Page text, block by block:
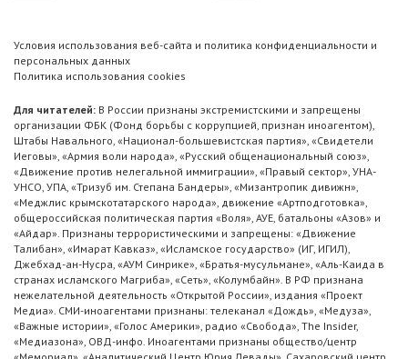
Условия использования веб-сайта и политика конфиденциальности и
персональных данных
Политика использования cookies
Для читателей: В России признаны экстремистскими и запрещены
организации ФБК (Фонд борьбы с коррупцией, признан иноагентом),
Штабы Навального, «Национал-большевистская партия», «Свидетели
Иеговы», «Армия воли народа», «Русский общенациональный союз»,
«Движение против нелегальной иммиграции», «Правый сектор», УНА-
УНСО, УПА, «Тризуб им. Степана Бандеры», «Мизантропик дивижн»,
«Меджлис крымскотатарского народа», движение «Артподготовка»,
общероссийская политическая партия «Воля», АУЕ, батальоны «Азов» и
«Айдар». Признаны террористическими и запрещены: «Движение
Талибан», «Имарат Кавказ», «Исламское государство» (ИГ, ИГИЛ),
Джебхад-ан-Нусра, «АУМ Синрике», «Братья-мусульмане», «Аль-Каида в
странах исламского Магриба», «Сеть», «Колумбайн». В РФ признана
нежелательной деятельность «Открытой России», издания «Проект
Медиа». СМИ-иноагентами признаны: телеканал «Дождь», «Медуза»,
«Важные истории», «Голос Америки», радио «Свобода», The Insider,
«Медиазона», ОВД-инфо. Иноагентами признаны общество/центр